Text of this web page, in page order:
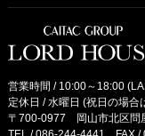
営業時間 / 10:00～18:00
定休日 / 水曜日 (祝日の場合
〒700-0977 岡山市北区問